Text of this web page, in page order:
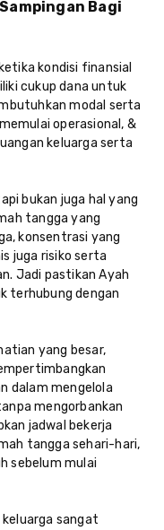
Bagi
kondisi finansial
cukup dana untuk
modal serta
operasional, &
keluarga serta
bukan juga hal yang
tangga yang
konsentrasi yang
juga risiko serta
Jadi pastikan Ayah
terhubung dengan
yang besar,
dalam mengelola
mengorbankan
jadwal bekerja
tangga sehari-hari,
sebelum mulai
keluarga sangat